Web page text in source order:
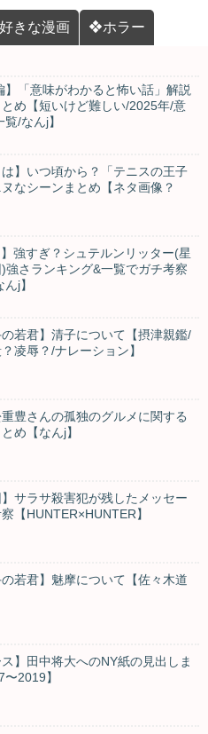
きな漫画 ❖ホラー
】「意味がわかると怖い話」解説
め【短いけど難しい/2025年/意
/なんj】
は】いつ頃から？「テニスの王子
なシーンまとめ【ネタ画像？
】強すぎ？シュテルンリッター(星
強さランキング&一覧でガチ考察
j】
の若君】清子について【摂津親鑑/
凌辱？/ナレーション】
重豊さんの孤独のグルメに関する
め【なんj】
】サラサ殺害犯が残したメッセー
【HUNTER×HUNTER】
の若君】魅摩について【佐々木道
ス】田中将大へのNY紙の見出しま
2019】